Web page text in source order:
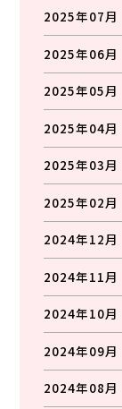
2025年07月
2025年06月
2025年05月
2025年04月
2025年03月
2025年02月
2024年12月
2024年11月
2024年10月
2024年09月
2024年08月